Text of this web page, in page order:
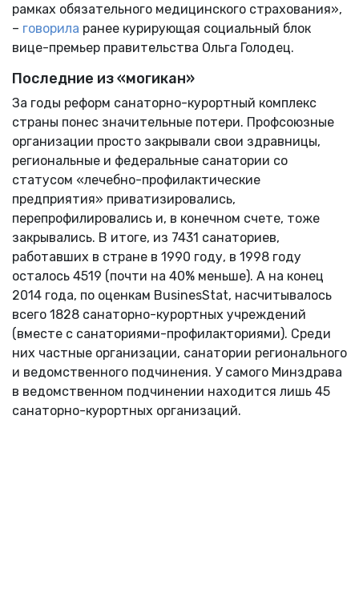
рамках обязательного медицинского страхования»,
– говорила ранее курирующая социальный блок
вице-премьер правительства Ольга Голодец.
Последние из «могикан»
За годы реформ санаторно-курортный комплекс
страны понес значительные потери. Профсоюзные
организации просто закрывали свои здравницы,
региональные и федеральные санатории со
статусом «лечебно-профилактические
предприятия» приватизировались,
перепрофилировались и, в конечном счете, тоже
закрывались. В итоге, из 7431 санаториев,
работавших в стране в 1990 году, в 1998 году
осталось 4519 (почти на 40% меньше). А на конец
2014 года, по оценкам BusinesStat, насчитывалось
всего 1828 санаторно-курортных учреждений
(вместе с санаториями-профилакториями). Среди
них частные организации, санатории регионального
и ведомственного подчинения. У самого Минздрава
в ведомственном подчинении находится лишь 45
санаторно-курортных организаций.